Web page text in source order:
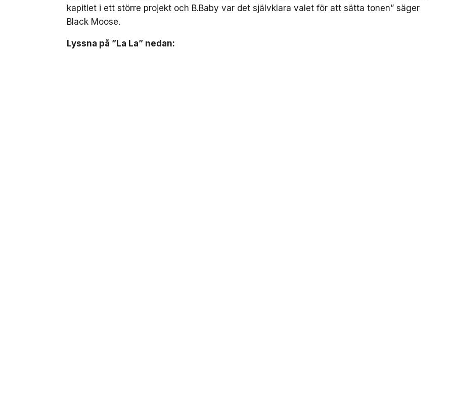
kapitlet i ett större projekt och B.Baby var det självklara valet för att sätta tonen” säger
Black Moose.
Lyssna på ”La La” nedan: